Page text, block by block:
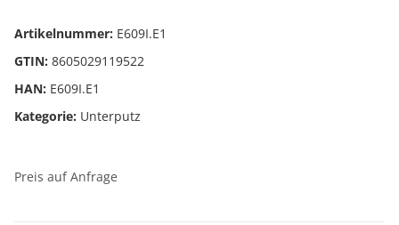
Artikelnummer: E609I.E1
GTIN: 8605029119522
HAN: E609I.E1
Kategorie: Unterputz
Preis auf Anfrage